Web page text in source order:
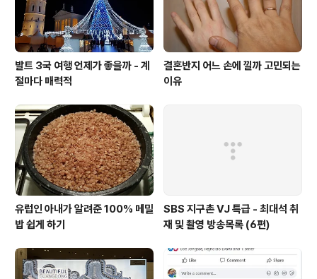
발트 3국 여행 언제가 좋을까 - 계
절마다 매력적
결혼반지 어느 손에 낄까 고민되는
이유
유럽인 아내가 알려준 100% 메밀
밥 쉽게 하기
SBS 지구촌 VJ 특급 - 최대석 취
재 및 촬영 방송목록 (6편)